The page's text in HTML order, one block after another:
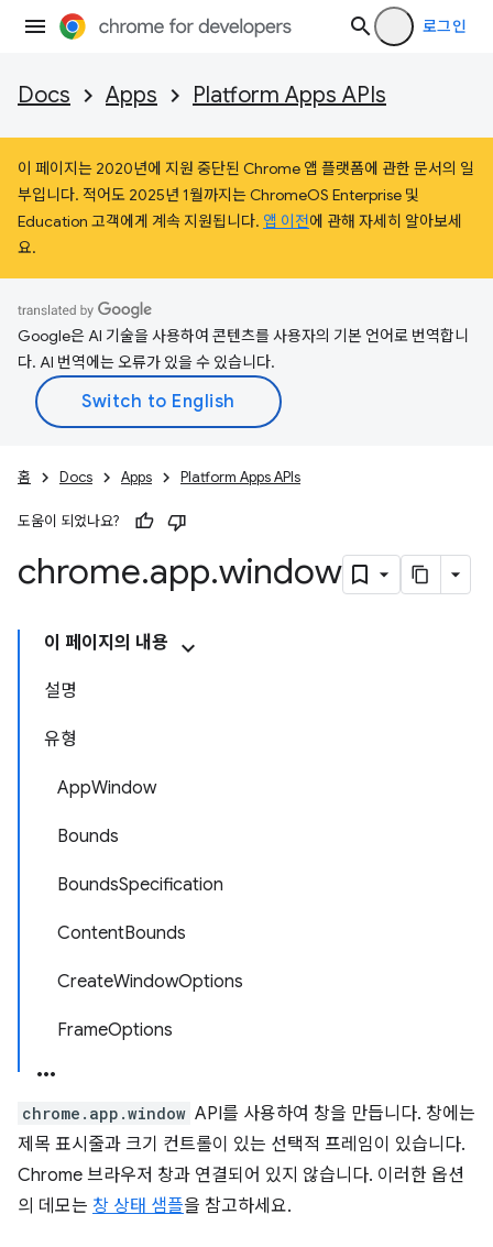
로그인
Docs Apps Platform Apps APIs
이 페이지는 2020년에 지원 중단된 Chrome 앱 플랫폼에 관한 문서의 일
부입니다. 적어도 2025년 1월까지는 ChromeOS Enterprise 및
Education 고객에게 계속 지원됩니다. 앱 이전에 관해 자세히 알아보세
요.
Google은 AI 기술을 사용하여 콘텐츠를 사용자의 기본 언어로 번역합니
다. AI 번역에는 오류가 있을 수 있습니다.
홈 Docs Apps Platform Apps APIs
도움이 되었나요?
chrome.app.window
이 페이지의 내용
설명
유형
AppWindow
Bounds
BoundsSpecification
ContentBounds
CreateWindowOptions
FrameOptions
chrome.app.window API를 사용하여 창을 만듭니다. 창에는
제목 표시줄과 크기 컨트롤이 있는 선택적 프레임이 있습니다.
Chrome 브라우저 창과 연결되어 있지 않습니다. 이러한 옵션
의 데모는 창 상태 샘플을 참고하세요.